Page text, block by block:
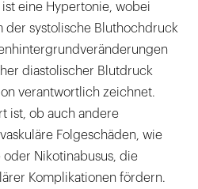
eine Hypertonie, wobei
der systolische Bluthochdruck
diastolischer Blutdruck
verantwortlich zeichnet.
ist, ob auch andere
Folgeschäden, wie
Nikotinabusus, die
Komplikationen fördern.